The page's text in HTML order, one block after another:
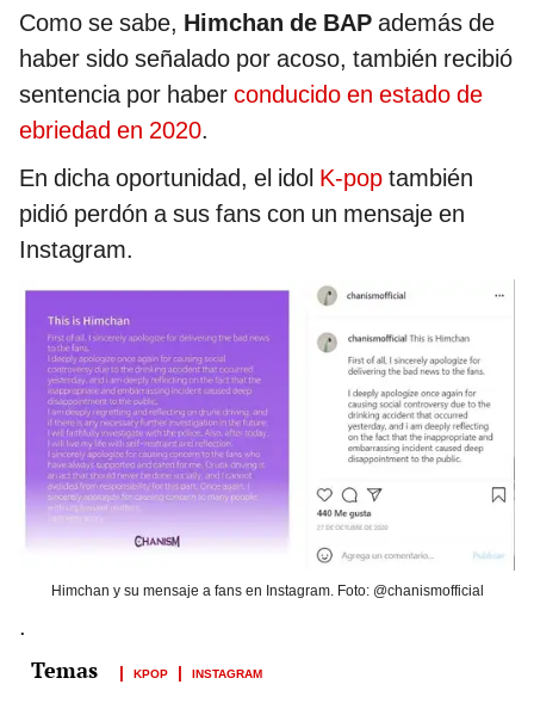
Como se sabe, Himchan de BAP además de
haber sido señalado por acoso, también recibió
sentencia por haber conducido en estado de
ebriedad en 2020.
En dicha oportunidad, el idol K-pop también
pidió perdón a sus fans con un mensaje en
Instagram.
Himchan y su mensaje a fans en Instagram. Foto: @chanismofficial
.
KPOP INSTAGRAM